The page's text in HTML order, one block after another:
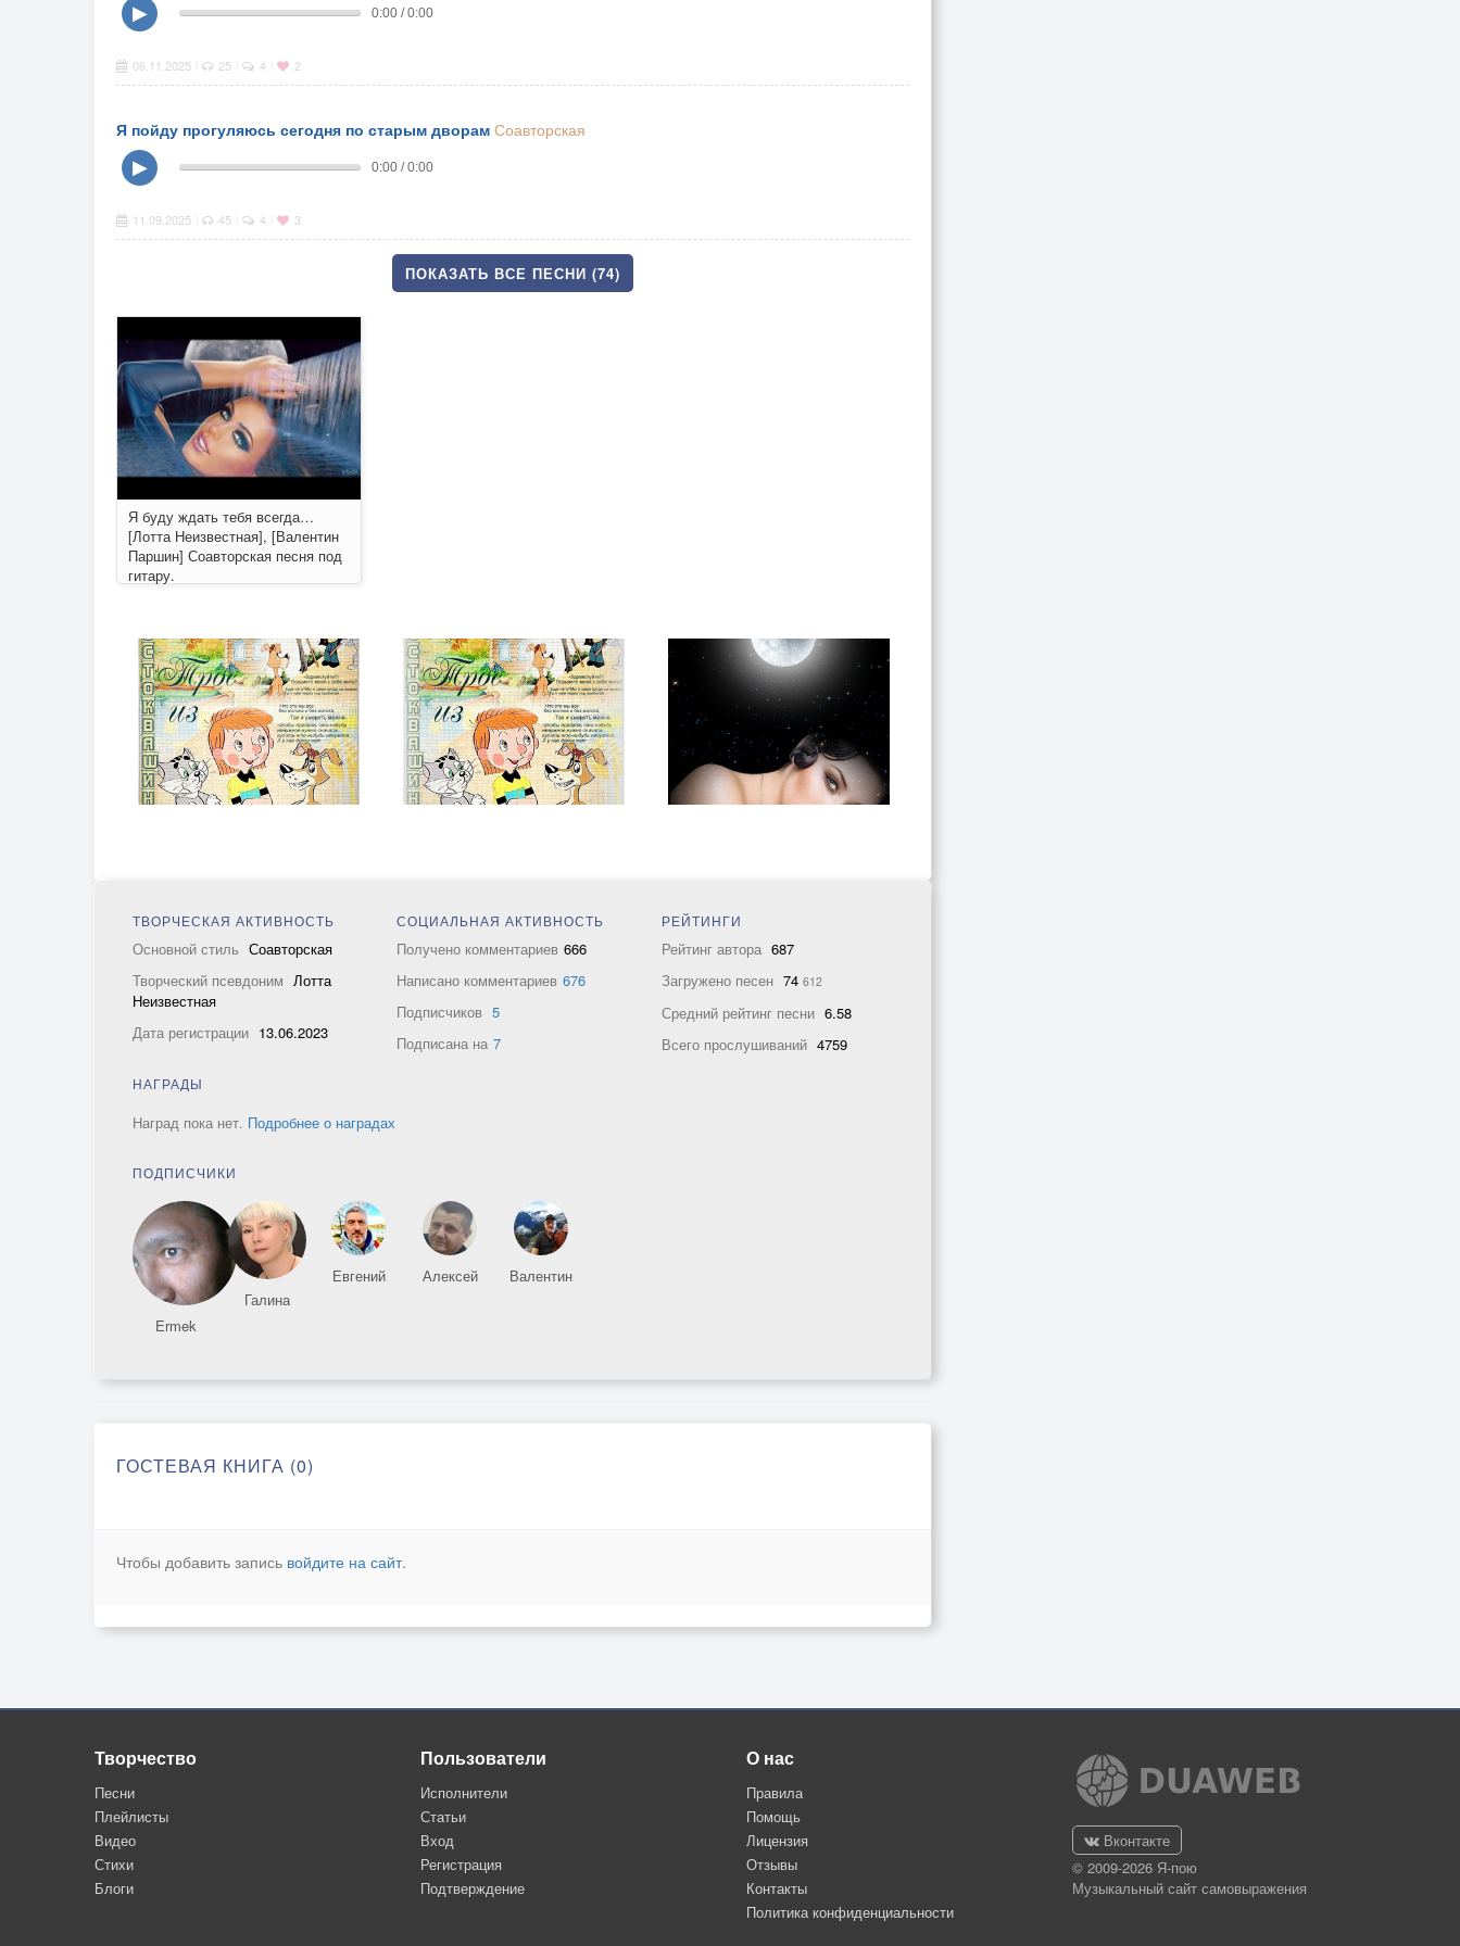
▶ 0:00 / 0:00
06.11.2025 25 4 2
Я пойду прогуляюсь сегодня по старым дворам Соавторская
▶
0:00 / 0:00
11.09.2025 45 4 3
ПОКАЗАТЬ ВСЕ ПЕСНИ (74)
Я буду ждать тебя всегда…
[Лотта Неизвестная], [Валентин
Паршин] Соавторская песня под
гитару.
ТВОРЧЕСКАЯ АКТИВНОСТЬ
Основной стиль Соавторская
Творческий псевдоним Лотта
Неизвестная
Дата регистрации 13.06.2023
СОЦИАЛЬНАЯ АКТИВНОСТЬ
Получено комментариев 666
Написано комментариев 676
Подписчиков 5
Подписана на 7
РЕЙТИНГИ
Рейтинг автора 687
Загружено песен 74 612
Средний рейтинг песни 6.58
Всего прослушиваний 4759
НАГРАДЫ
Наград пока нет. Подробнее о наградах
ПОДПИСЧИКИ
Ermek
Галина
Евгений Алексей Валентин
ГОСТЕВАЯ КНИГА (0)
Чтобы добавить запись войдите на сайт.
Творчество
Песни
Плейлисты
Видео
Стихи
Блоги
Пользователи
Исполнители
Статьи
Вход
Регистрация
Подтверждение
О нас
Правила
Помощь
Лицензия
Отзывы
Контакты
Политика конфиденциальности
Вконтакте
© 2009-2026 Я-пою
Музыкальный сайт самовыражения